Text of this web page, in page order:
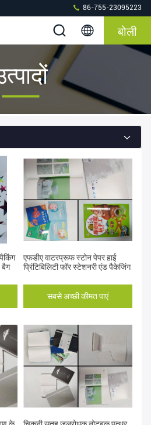
86-755-23095223
बोली
बैग
एफडीए वाटरप्रूफ स्टोन पेपर हाई
प्रिंटिबिलिटी फॉर स्टेशनरी एंड पैकेजिंग
सबसे अच्छी कीमत पाएं